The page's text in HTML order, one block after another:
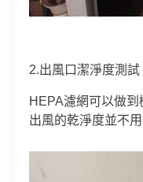
2.出風口潔淨度測試
HEPA濾網可以做到
出風的乾淨度並不